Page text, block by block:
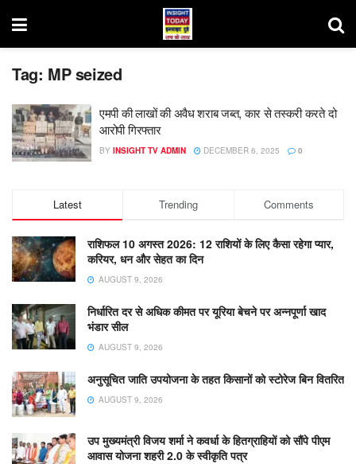
Tag: MP seized
एमपी की लाखों की अवैध शराब जब्त, कार से तस्करी करते दो
आरोपी गिरफ्तार
BY INSIGHT TV ADMIN DECEMBER 6, 2025 0
Latest Trending Comments
राशिफल 10 अगस्त 2026: 12 राशियों के लिए कैसा रहेगा प्यार,
करियर, धन और सेहत का दिन
AUGUST 9, 2026
निर्धारित दर से अधिक कीमत पर यूरिया बेचने पर अन्नपूर्णा खाद
भंडार सील
AUGUST 9, 2026
अनुसूचित जाति उपयोजना के तहत किसानों को स्टोरेज बिन वितरित
AUGUST 9, 2026
उप मुख्यमंत्री विजय शर्मा ने कवर्धा के हितग्राहियों को सौंपे पीएम
आवास योजना शहरी 2.0 के स्वीकृति पत्र